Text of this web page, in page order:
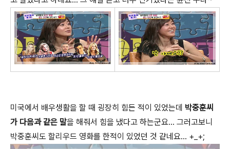
미국에서 배우생활을 할 때 굉장히 힘든 적이 있었는데 박중훈씨
가 다음과 같은 말을 해줘서 힘을 냈다고 하는군요... 그러고보니
박중훈씨도 할리우드 영화를 한적이 있었던 것 같네요... +_+;